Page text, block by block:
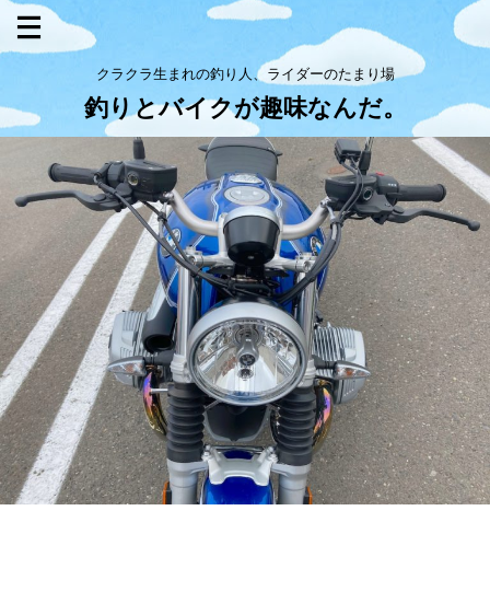
クラクラ生まれの釣り人、ライダーのたまり場
釣りとバイクが趣味なんだ。